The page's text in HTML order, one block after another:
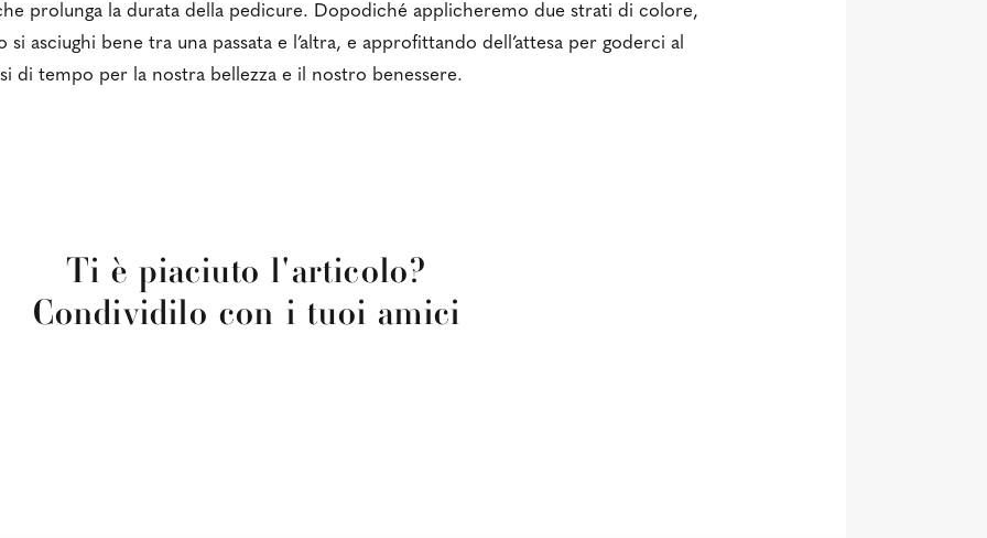
prolunga la durata della pedicure. Dopodiché applicheremo due strati di colore,
asciughi bene tra una passata e l’altra, e approfittando dell’attesa per goderci al
di tempo per la nostra bellezza e il nostro benessere.
Ti è piaciuto l'articolo?
Condividilo con i tuoi amici